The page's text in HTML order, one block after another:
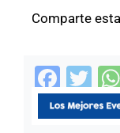
Comparte
F
a
T
w